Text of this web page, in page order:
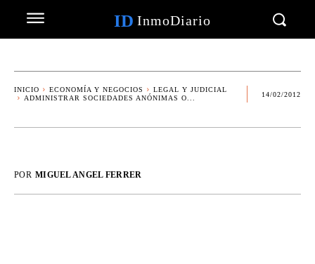
ID InmoDiario
INICIO ECONOMÍA Y NEGOCIOS
LEGAL Y JUDICIAL
ADMINISTRAR SOCIEDADES ANÓNIMAS O...
14/02/2012
POR MIGUEL ANGEL FERRER